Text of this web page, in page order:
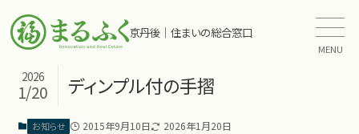
京丹後｜住まいの総合窓口
MENU
ディンプル付の手摺
2026
1/20
お知らせ 2015年9月10日 2026年1月20日